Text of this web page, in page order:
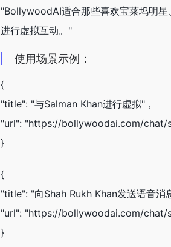
"BollywoodAI适合那些喜欢宝莱坞明
进行虚拟互动。"
使用场景示例：
{
"title": "与Salman Khan进行虚拟"，
"url": "https://bollywoodai.com/chat/
}
{
"title": "向Shah Rukh Khan发送语音消
"url": "https://bollywoodai.com/chat/
}